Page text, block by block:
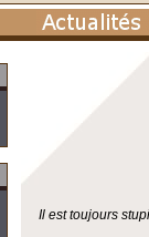
Il est toujours